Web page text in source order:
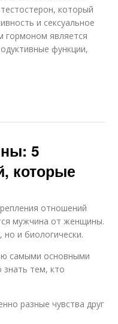
который
и сексуальное
гормоном является
функции,
5
которые
отношений
мужчина от женщины.
и биологически.
самыми основными
тем, кто
разные чувства друг